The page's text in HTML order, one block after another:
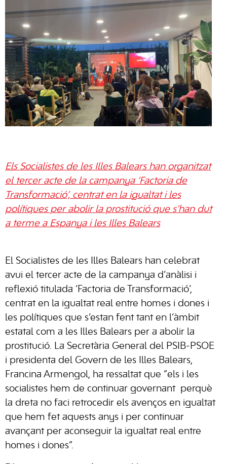
Els Socialistes de les Illes Balears han organitzat
el tercer acte de la campanya ‘Factoria de
Transformació’, centrat en la igualtat i les
polítiques per abolir la prostitució que s’han dut
a terme a Espanya i les Illes Balears
El Socialistes de les Illes Balears han celebrat
avui el tercer acte de la campanya d’anàlisi i
reflexió titulada ‘Factoria de Transformació’,
centrat en la igualtat real entre homes i dones i
les polítiques que s’estan fent tant en l’àmbit
estatal com a les Illes Balears per a abolir la
prostitució. La Secretària General del PSIB-PSOE
i presidenta del Govern de les Illes Balears,
Francina Armengol, ha ressaltat que “els i les
socialistes hem de continuar governant perquè
la dreta no faci retrocedir els avenços en igualtat
que hem fet aquests anys i per continuar
avançant per aconseguir la igualtat real entre
homes i dones”.